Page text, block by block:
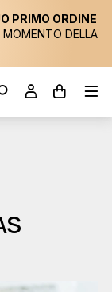
PRIMO ORDINE
MOMENTO DELLA